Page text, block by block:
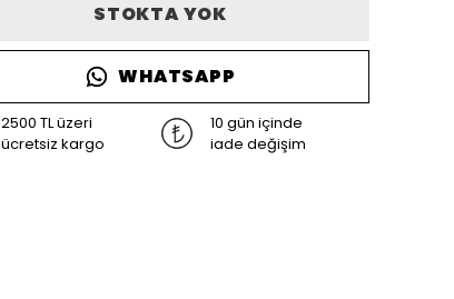
STOKTA YOK
WHATSAPP
2500 TL üzeri
ücretsiz kargo
10 gün içinde
iade değişim